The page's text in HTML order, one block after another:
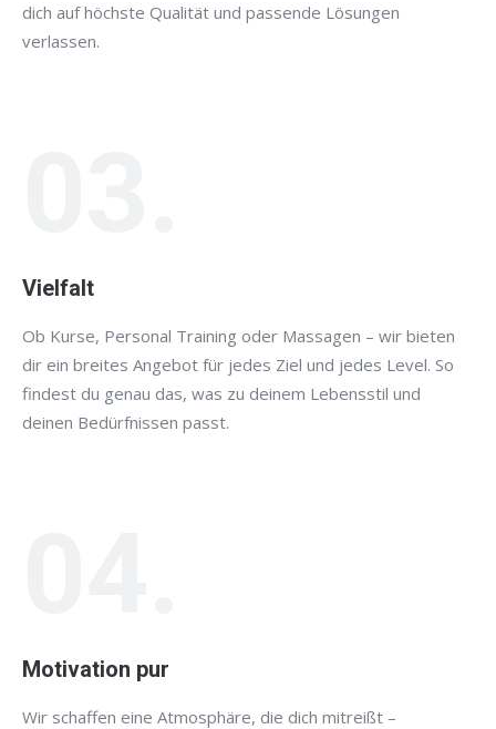
dich auf höchste Qualität und passende Lösungen
verlassen.
Vielfalt
Ob Kurse, Personal Training oder Massagen – wir bieten
dir ein breites Angebot für jedes Ziel und jedes Level. So
findest du genau das, was zu deinem Lebensstil und
deinen Bedürfnissen passt.
Motivation pur
Wir schaffen eine Atmosphäre, die dich mitreißt –